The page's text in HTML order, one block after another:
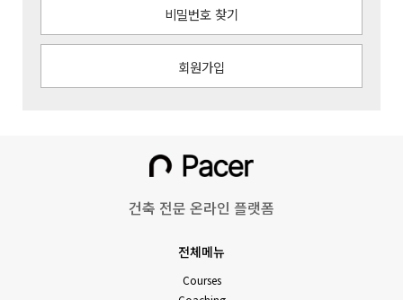
비밀번호 찾기
회원가입
건축 전문 온라인 플랫폼
전체메뉴
Courses